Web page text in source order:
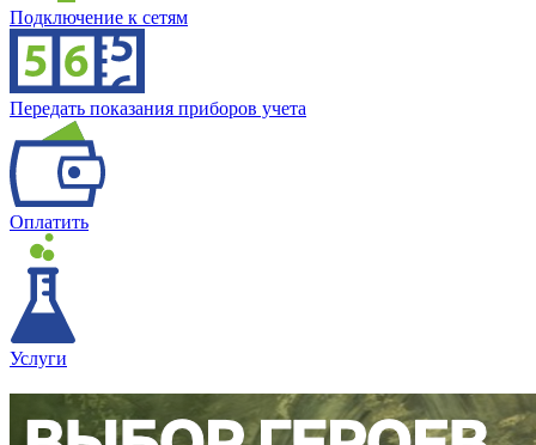
Подключение к сетям
Передать показания приборов учета
Оплатить
Услуги